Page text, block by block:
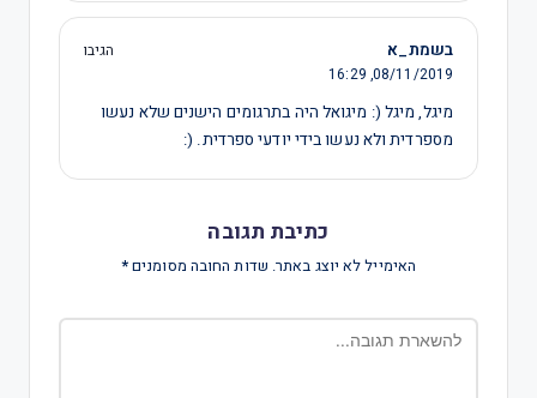
בשמת_א
הגיבו
08/11/2019,
16:29
מיגל, מיגל (: מיגואל היה בתרגומים הישנים שלא נעשו
מספרדית ולא נעשו בידי יודעי ספרדית. (:
כתיבת תגובה
האימייל לא יוצג באתר. שדות החובה מסומנים*